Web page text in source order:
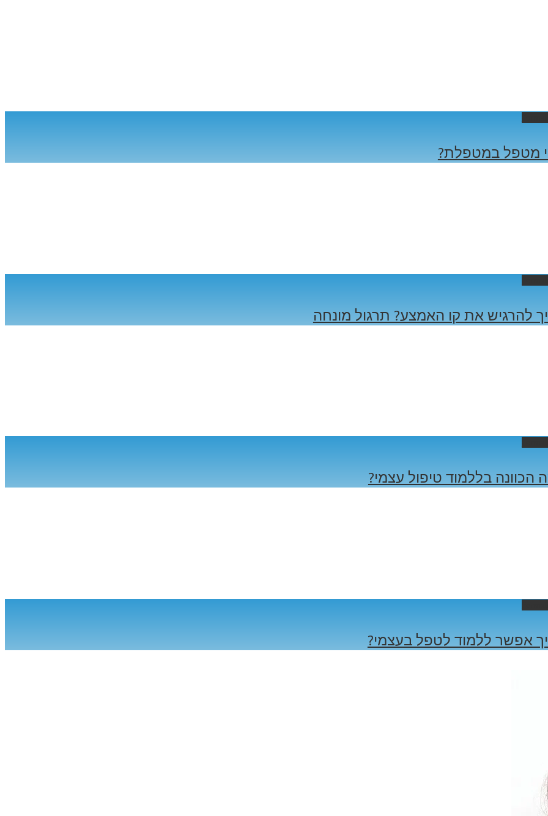
מטפל במטפלת?
להרגיש את קו האמצע? תרגול מונחה
הכוונה בללמוד טיפול עצמי?
אפשר ללמוד לטפל בעצמי?